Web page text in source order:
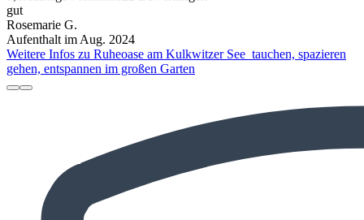
gut
Rosemarie G.
Aufenthalt im Aug. 2024
Weitere Infos zu Ruheoase am Kulkwitzer See_tauchen, spazieren
gehen, entspannen im großen Garten